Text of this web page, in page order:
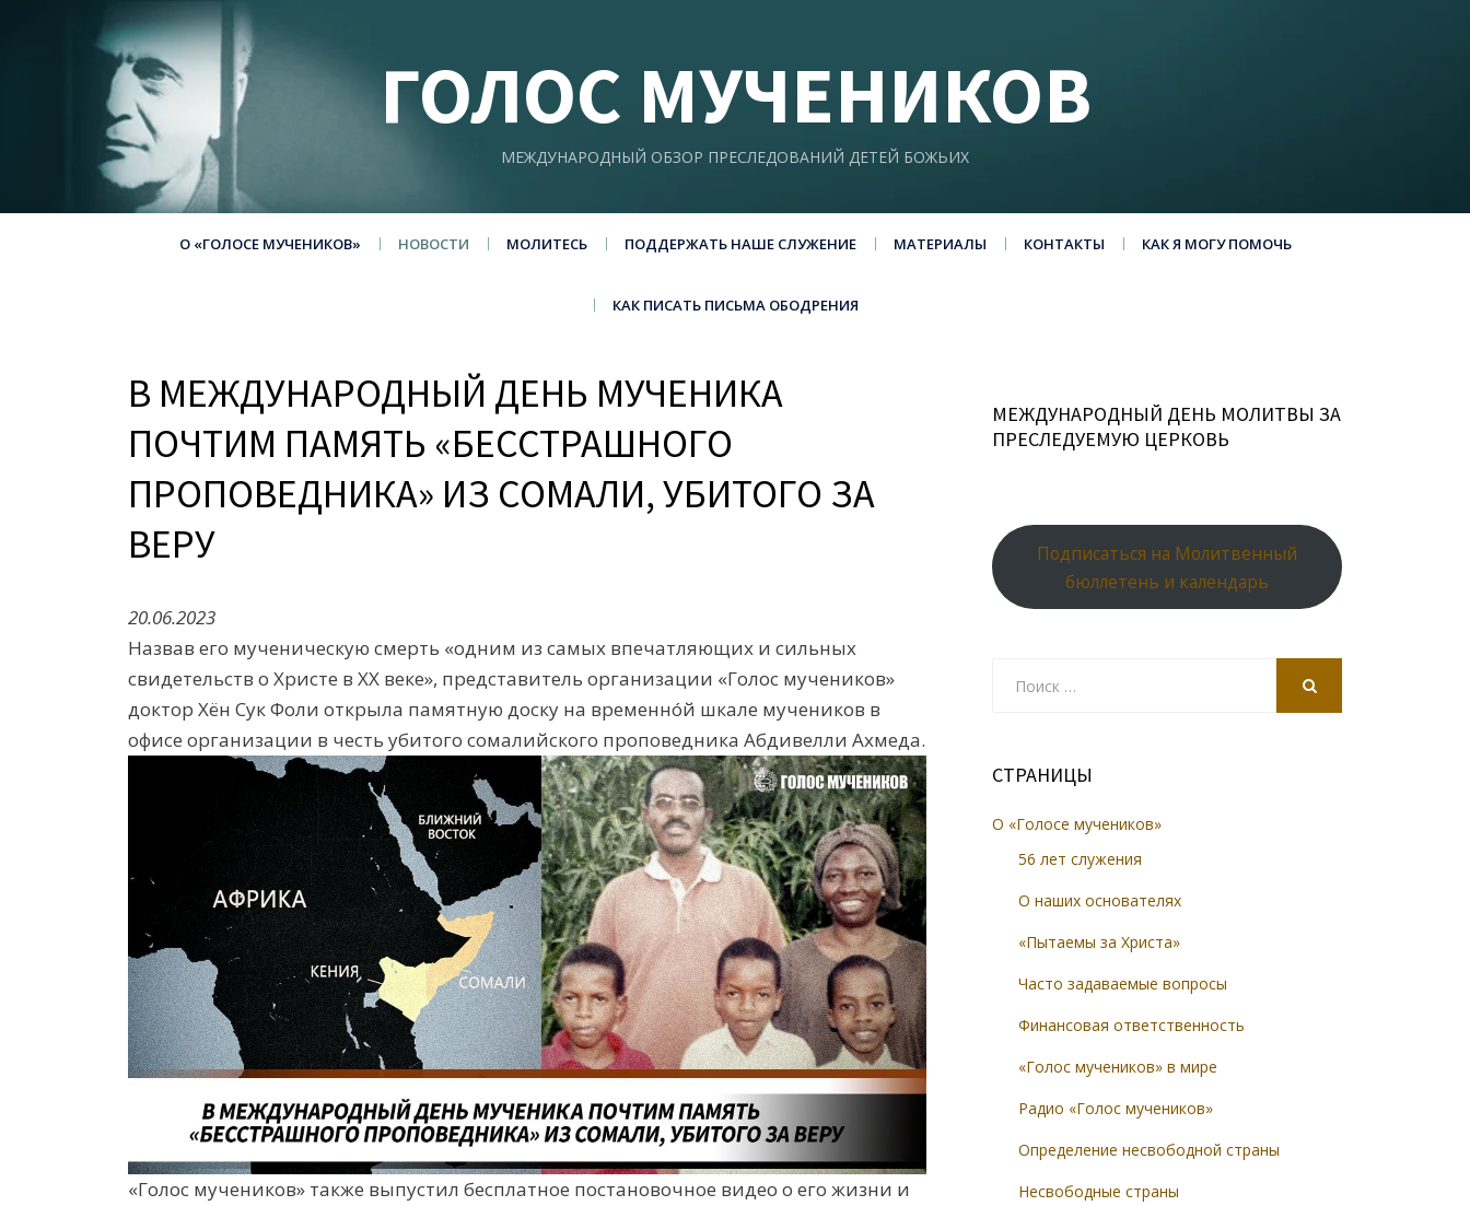
ГОЛОС МУЧЕНИКОВ
МЕЖДУНАРОДНЫЙ ОБЗОР ПРЕСЛЕДОВАНИЙ ДЕТЕЙ БОЖЬИХ
О «ГОЛОСЕ МУЧЕНИКОВ» НОВОСТИ МОЛИТЕСЬ ПОДДЕРЖАТЬ НАШЕ СЛУЖЕНИЕ МАТЕРИАЛЫ КОНТАКТЫ КАК Я МОГУ ПОМОЧЬ
КАК ПИСАТЬ ПИСЬМА ОБОДРЕНИЯ
В МЕЖДУНАРОДНЫЙ ДЕНЬ МУЧЕНИКА
ПОЧТИМ ПАМЯТЬ «БЕССТРАШНОГО
ПРОПОВЕДНИКА» ИЗ СОМАЛИ, УБИТОГО ЗА
ВЕРУ
20.06.2023
Назвав его мученическую смерть «одним из самых впечатляющих и сильных
свидетельств о Христе в ХХ веке», представитель организации «Голос мучеников»
доктор Хён Сук Фоли открыла памятную доску на временнóй шкале мучеников в
офисе организации в честь убитого сомалийского проповедника Абдивелли Ахмеда.
«Голос мучеников» также выпустил бесплатное постановочное видео о его жизни и
МЕЖДУНАРОДНЫЙ ДЕНЬ МОЛИТВЫ ЗА
ПРЕСЛЕДУЕМУЮ ЦЕРКОВЬ
Подписаться на Молитвенный
бюллетень и календарь
СТРАНИЦЫ
О «Голосе мучеников»
56 лет служения
О наших основателях
«Пытаемы за Христа»
Часто задаваемые вопросы
Финансовая ответственность
«Голос мучеников» в мире
Радио «Голос мучеников»
Определение несвободной страны
Несвободные страны